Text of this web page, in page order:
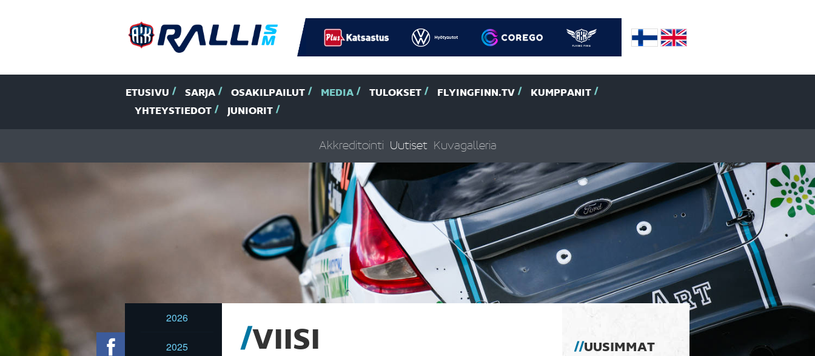
ETUSIVU SARJA OSAKILPAILUT MEDIA TULOKSET FLYINGFINN.TV
KUMPPANIT
YHTEYSTIEDOT
JUNIORIT
Akkreditointi Uutiset Kuvagalleria
2026
2025
VIISI
UUSIMMAT